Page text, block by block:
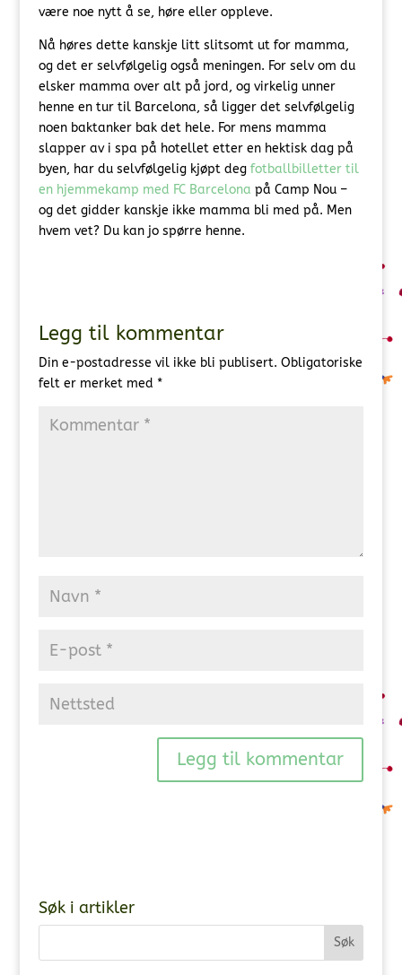
være noe nytt å se, høre eller oppleve.
Nå høres dette kanskje litt slitsomt ut for mamma,
og det er selvfølgelig også meningen. For selv om du
elsker mamma over alt på jord, og virkelig unner
henne en tur til Barcelona, så ligger det selvfølgelig
noen baktanker bak det hele. For mens mamma
slapper av i spa på hotellet etter en hektisk dag på
byen, har du selvfølgelig kjøpt deg fotballbilletter til
en hjemmekamp med FC Barcelona på Camp Nou –
og det gidder kanskje ikke mamma bli med på. Men
hvem vet? Du kan jo spørre henne.
Legg til kommentar
Din e-postadresse vil ikke bli publisert. Obligatoriske
felt er merket med *
Søk i artikler